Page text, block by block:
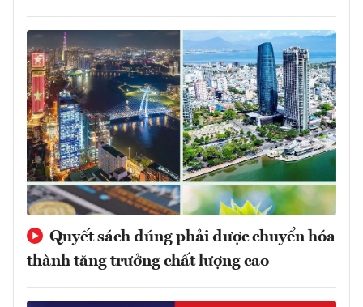
Quyết sách đúng phải được chuyển hóa
thành tăng trưởng chất lượng cao